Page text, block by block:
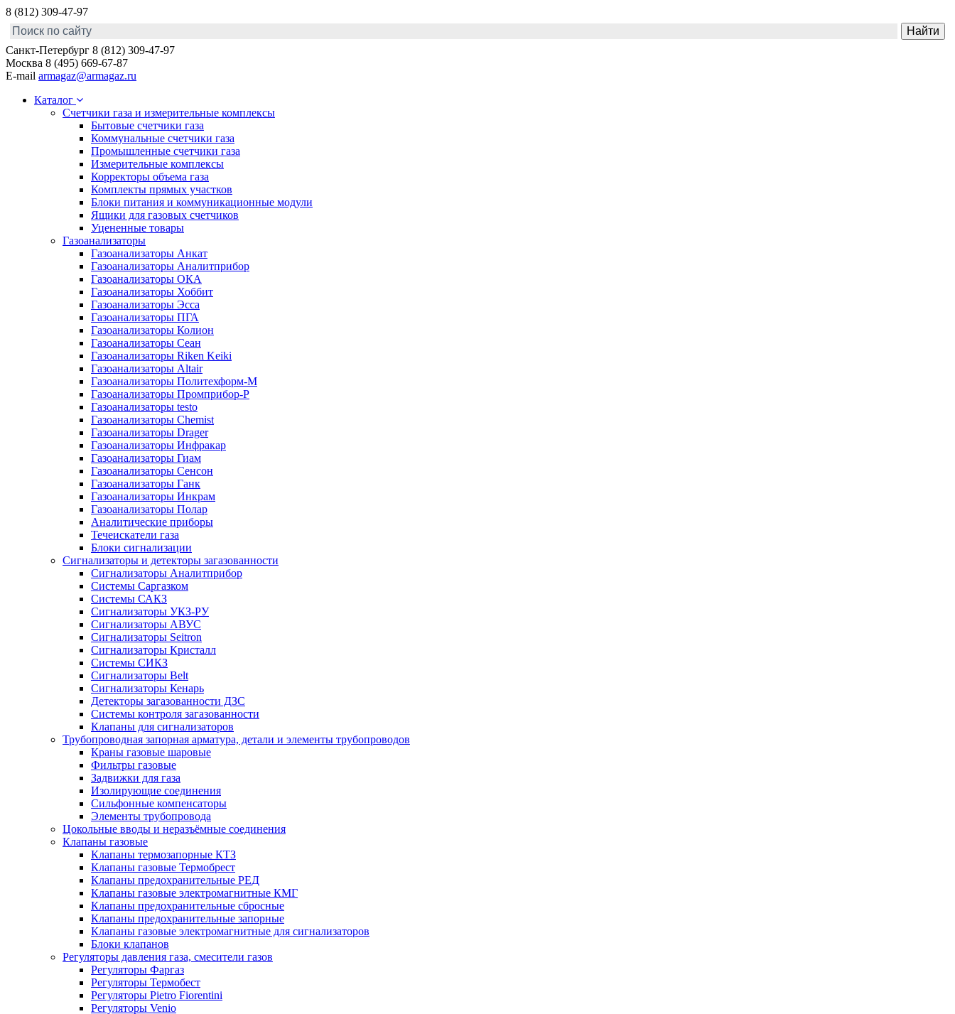
8 (812) 309-47-97
Санкт-Петербург 8 (812) 309-47-97
Москва 8 (495) 669-67-87
E-mail armagaz@armagaz.ru
Каталог
Счетчики газа и измерительные комплексы
Бытовые счетчики газа
Коммунальные счетчики газа
Промышленные счетчики газа
Измерительные комплексы
Корректоры объема газа
Комплекты прямых участков
Блоки питания и коммуникационные модули
Ящики для газовых счетчиков
Уцененные товары
Газоанализаторы
Газоанализаторы Анкат
Газоанализаторы Аналитприбор
Газоанализаторы ОКА
Газоанализаторы Хоббит
Газоанализаторы Эсса
Газоанализаторы ПГА
Газоанализаторы Колион
Газоанализаторы Сеан
Газоанализаторы Riken Keiki
Газоанализаторы Altair
Газоанализаторы Политехформ-М
Газоанализаторы Промприбор-Р
Газоанализаторы testo
Газоанализаторы Chemist
Газоанализаторы Drager
Газоанализаторы Инфракар
Газоанализаторы Гиам
Газоанализаторы Сенсон
Газоанализаторы Ганк
Газоанализаторы Инкрам
Газоанализаторы Полар
Аналитические приборы
Течеискатели газа
Блоки сигнализации
Сигнализаторы и детекторы загазованности
Сигнализаторы Аналитприбор
Системы Саргазком
Системы САКЗ
Сигнализаторы УКЗ-РУ
Сигнализаторы АВУС
Сигнализаторы Seitron
Сигнализаторы Кристалл
Системы СИКЗ
Сигнализаторы Belt
Сигнализаторы Кенарь
Детекторы загазованности ДЗС
Системы контроля загазованности
Клапаны для сигнализаторов
Трубопроводная запорная арматура, детали и элементы трубопроводов
Краны газовые шаровые
Фильтры газовые
Задвижки для газа
Изолирующие соединения
Сильфонные компенсаторы
Элементы трубопровода
Цокольные вводы и неразъёмные соединения
Клапаны газовые
Клапаны термозапорные КТЗ
Клапаны газовые Термобрест
Клапаны предохранительные РЕД
Клапаны газовые электромагнитные КМГ
Клапаны предохранительные сбросные
Клапаны предохранительные запорные
Клапаны газовые электромагнитные для сигнализаторов
Блоки клапанов
Регуляторы давления газа, смесители газов
Регуляторы Фаргаз
Регуляторы Термобест
Регуляторы Pietro Fiorentini
Регуляторы Venio